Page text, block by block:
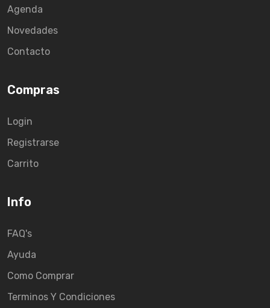
Agenda
Novedades
Contacto
Compras
Login
Registrarse
Carrito
Info
FAQ's
Ayuda
Como Comprar
Terminos Y Condiciones